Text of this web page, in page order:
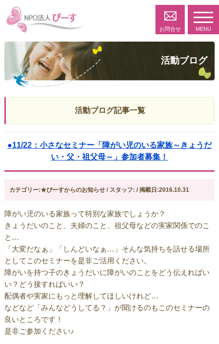
お問合せ MENU
活動ブログ
活動ブログ記事一覧
●11/22：小さなセミナー「障がい児のいる家族～きょうだ
い・父・祖父母～」参加者募集！
カテゴリー:★ぴーすからのお知らせ / スタッフ: / 掲載日:2016.10.31
障がい児のいる家族って特別な家族でしょうか？
きょうだいのこと、夫婦のこと、祖父母などの実家関係でのこ
と…
「大変だなぁ」「しんどいなぁ…」そんな気持ちを話せる場所
としてこのセミナーを是非ご活用ください。
障がいを持つ子のきょうだいに障がいのことをどう伝えればい
い？どう接すればいい？
配偶者や実家にもっと理解してほしいけれど…
などなど「みんなどうしてる？」が聞けるのもこのセミナーの
良いところです！
是非ご参加ください♪